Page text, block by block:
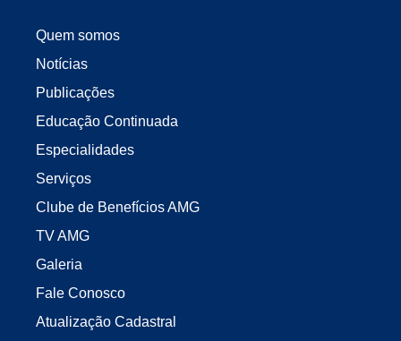
Quem somos
Notícias
Publicações
Educação Continuada
Especialidades
Serviços
Clube de Benefícios AMG
TV AMG
Galeria
Fale Conosco
Atualização Cadastral